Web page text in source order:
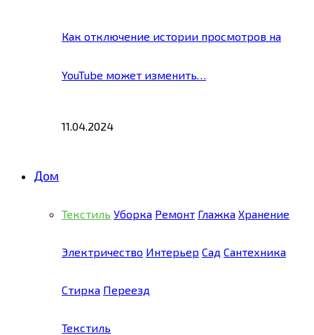
Как отключение истории просмотров на
YouTube может изменить…
11.04.2024
Дом
Текстиль Уборка Ремонт Глажка Хранение
Электричество Интерьер Сад Сантехника
Стирка Переезд
Текстиль